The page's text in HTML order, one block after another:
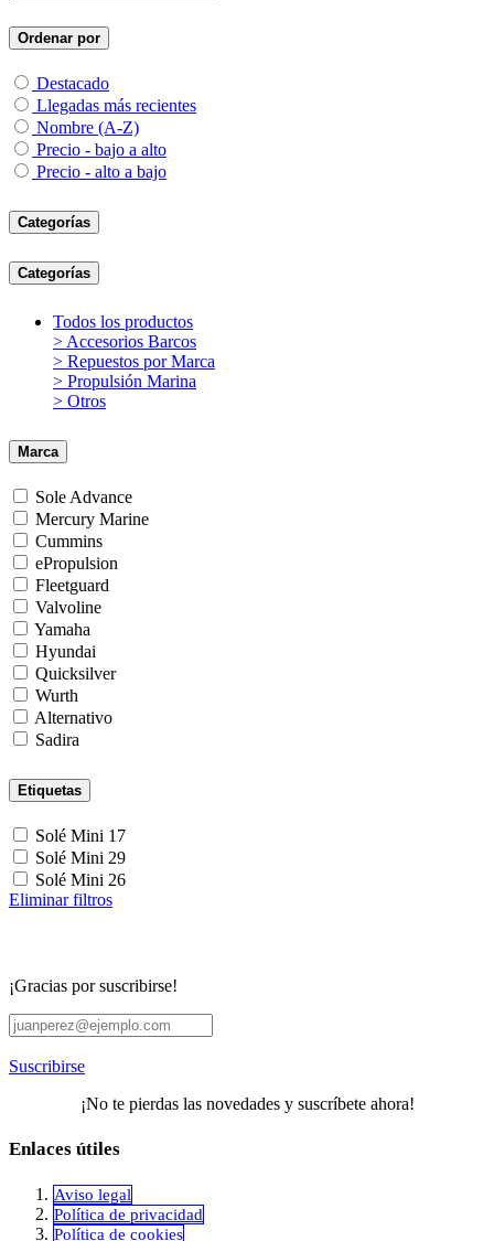
Ordenar por
Destacado
Llegadas más recientes
Nombre (A-Z)
Precio - bajo a alto
Precio - alto a bajo
Categorías
Categorías
Todos los productos
> Accesorios Barcos
> Repuestos por Marca
> Propulsión Marina
> Otros
Marca
Sole Advance
Mercury Marine
Cummins
ePropulsion
Fleetguard
Valvoline
Yamaha
Hyundai
Quicksilver
Wurth
Alternativo
Sadira
Etiquetas
Solé Mini 17
Solé Mini 29
Solé Mini 26
Eliminar filtros
¡Gracias por suscribirse!
Suscribirse
¡No te pierdas las novedades y suscríbete ahora!
Enlaces útiles
Aviso legal
Política de privacidad
​Política de cookies